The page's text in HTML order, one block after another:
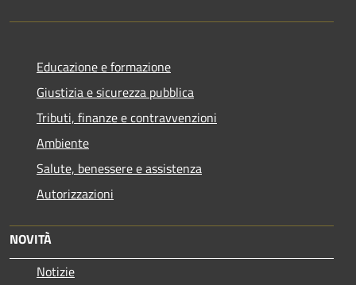
Educazione e formazione
Giustizia e sicurezza pubblica
Tributi, finanze e contravvenzioni
Ambiente
Salute, benessere e assistenza
Autorizzazioni
NOVITÀ
Notizie